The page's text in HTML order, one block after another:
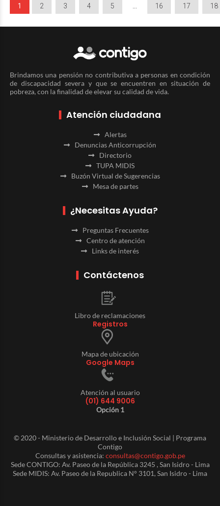
1 2 3 4 5 16 17 18
Brindamos una pensión no contributiva a personas en condición
de discapacidad severa y que se encuentren en situación de
pobreza, con la finalidad de elevar su calidad de vida.
Atención ciudadana
Alertas
Denuncias Anticorrupción
Directorio
TUPA MIDIS
Buzón Virtual de Sugerencias
Mesa de partes
¿Necesitas Ayuda?
Preguntas Frecuentes
Centro de atención
Links de interés
Contáctenos
Libro de reclamaciones
Registros
Mapa de ubicación
Google Maps
Atención al usuario
(01) 644 9006
Opción 1
© 2020 - Ministerio de Desarrollo e Inclusión Social | Programa
Contigo
Consultas y asistencia: consultas@contigo.gob.pe
Sede CONTIGO: Av. Paseo de la República 3245 , San Isidro - Lima
Sede MIDIS: Av. Paseo de la Republica N° 3101, San Isidro - Lima